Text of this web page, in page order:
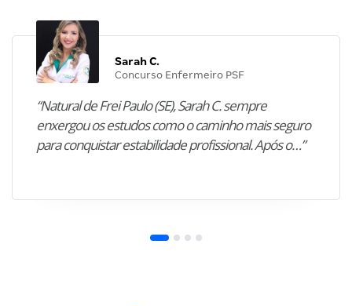
Sarah C.
Concurso Enfermeiro PSF
“Natural de Frei Paulo (SE), Sarah C. sempre
enxergou os estudos como o caminho mais seguro
para conquistar estabilidade profissional. Após o…”